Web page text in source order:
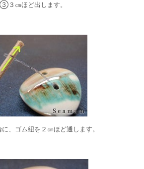
③３㎝ほど出します。
、ゴム紐を２㎝ほど通します。